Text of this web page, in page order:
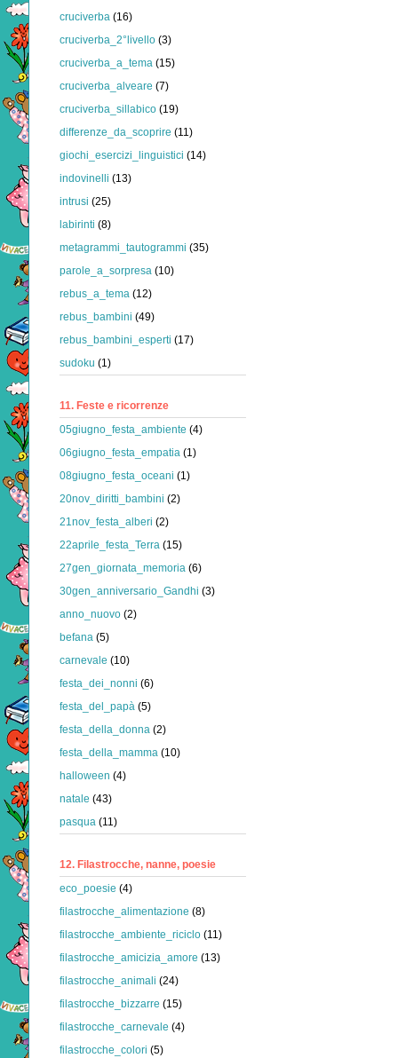
cruciverba (16)
cruciverba_2°livello (3)
cruciverba_a_tema (15)
cruciverba_alveare (7)
cruciverba_sillabico (19)
differenze_da_scoprire (11)
giochi_esercizi_linguistici (14)
indovinelli (13)
intrusi (25)
labirinti (8)
metagrammi_tautogrammi (35)
parole_a_sorpresa (10)
rebus_a_tema (12)
rebus_bambini (49)
rebus_bambini_esperti (17)
sudoku (1)
11. Feste e ricorrenze
05giugno_festa_ambiente (4)
06giugno_festa_empatia (1)
08giugno_festa_oceani (1)
20nov_diritti_bambini (2)
21nov_festa_alberi (2)
22aprile_festa_Terra (15)
27gen_giornata_memoria (6)
30gen_anniversario_Gandhi (3)
anno_nuovo (2)
befana (5)
carnevale (10)
festa_dei_nonni (6)
festa_del_papà (5)
festa_della_donna (2)
festa_della_mamma (10)
halloween (4)
natale (43)
pasqua (11)
12. Filastrocche, nanne, poesie
eco_poesie (4)
filastrocche_alimentazione (8)
filastrocche_ambiente_riciclo (11)
filastrocche_amicizia_amore (13)
filastrocche_animali (24)
filastrocche_bizzarre (15)
filastrocche_carnevale (4)
filastrocche_colori (5)